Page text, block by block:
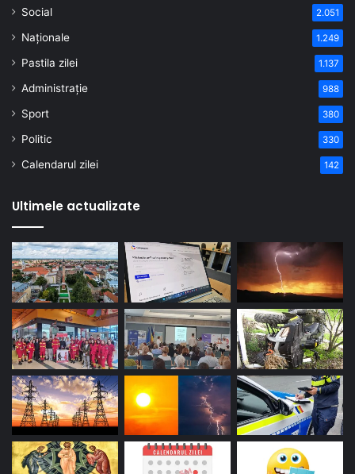
Social 2.051
Naționale 1.249
Pastila zilei 1.137
Administrație 988
Sport 380
Politic 330
Calendarul zilei 142
Ultimele actualizate